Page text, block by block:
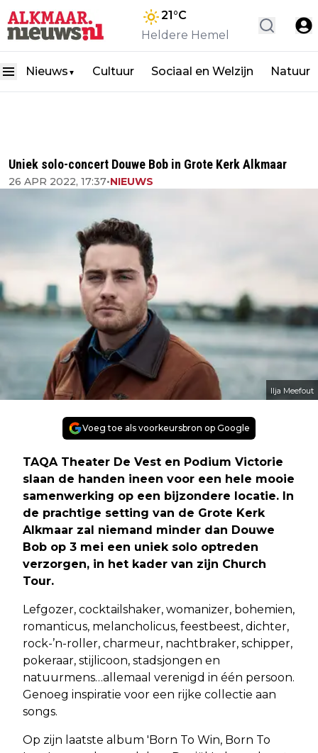
21°C
Heldere Hemel
Nieuws ▼ Cultuur Sociaal en Welzijn Natuur
Uniek solo-concert Douwe Bob in Grote Kerk Alkmaar
26 APR 2022, 17:37•NIEUWS
Ilja Meefout
Voeg toe als voorkeursbron op Google
TAQA Theater De Vest en Podium Victorie
slaan de handen ineen voor een hele mooie
samenwerking op een bijzondere locatie. In
de prachtige setting van de Grote Kerk
Alkmaar zal niemand minder dan Douwe
Bob op 3 mei een uniek solo optreden
verzorgen, in het kader van zijn Church
Tour.
Lefgozer, cocktailshaker, womanizer, bohemien,
romanticus, melancholicus, feestbeest, dichter,
rock-’n-roller, charmeur, nachtbraker, schipper,
pokeraar, stijlicoon, stadsjongen en
natuurmens…allemaal verenigd in één persoon.
Genoeg inspiratie voor een rijke collectie aan
songs.
Op zijn laatste album 'Born To Win, Born To